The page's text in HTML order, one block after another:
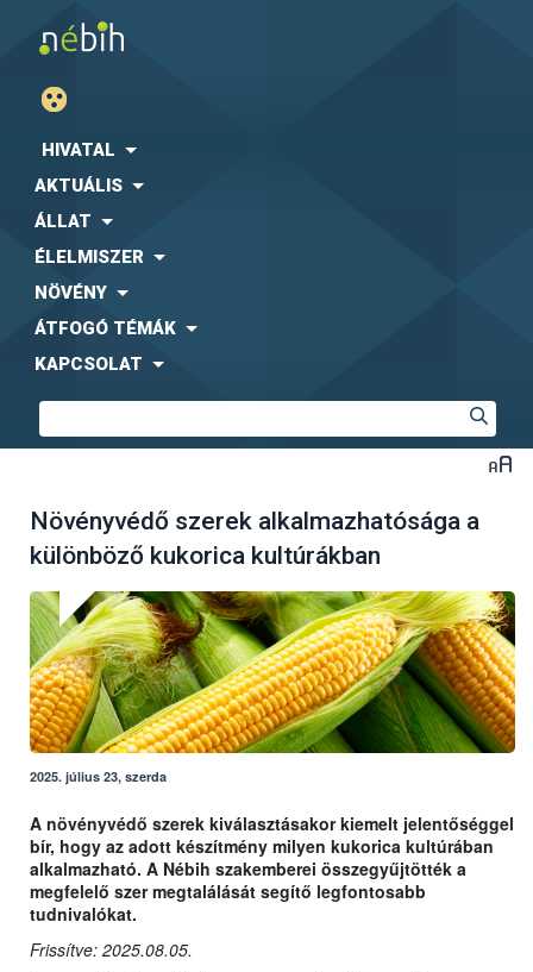
HIVATAL
AKTUÁLIS
ÁLLAT
ÉLELMISZER
NÖVÉNY
ÁTFOGÓ TÉMÁK
KAPCSOLAT
Növényvédő szerek alkalmazhatósága a
különböző kukorica kultúrákban
2025. július 23, szerda
A növényvédő szerek kiválasztásakor kiemelt jelentőséggel
bír, hogy az adott készítmény milyen kukorica kultúrában
alkalmazható. A Nébih szakemberei összegyűjtötték a
megfelelő szer megtalálását segítő legfontosabb
tudnivalókat.
Frissítve: 2025.08.05.